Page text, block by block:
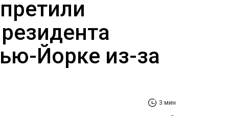
Йорке из-за
3 мин